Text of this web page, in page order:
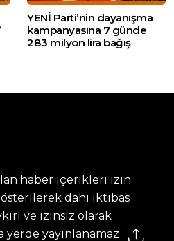
YENİ Parti’nin dayanışma
kampanyasına 7 günde
283 milyon lira bağış
haber içerikleri izin
dahi iktibas
ve izinsiz olarak
yerde yayınlanamaz.